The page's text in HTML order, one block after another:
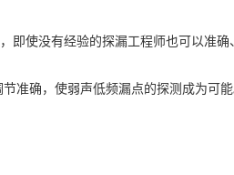
使没有经验的探漏工程师也可以准确
准确，使弱声低频漏点的探测成为可能